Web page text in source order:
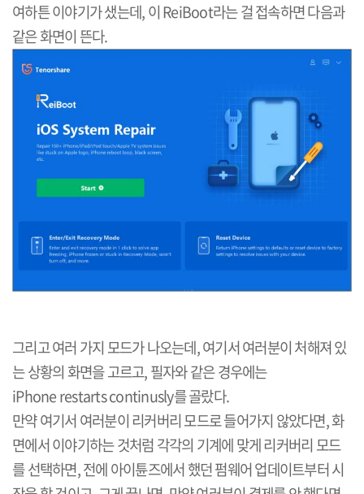
여하튼 이야기가 샜는데, 이 ReiBoot라는 걸 접속하면 다음과
같은 화면이 뜬다.
그리고 여러 가지 모드가 나오는데, 여기서 여러분이 처해져 있
는 상황의 화면을 고르고, 필자와 같은 경우에는
iPhone restarts continusly를 골랐다.
만약 여기서 여러분이 리커버리 모드로 들어가지 않았다면, 화
면에서 이야기하는 것처럼 각각의 기계에 맞게 리커버리 모드
를 선택하면, 전에 아이튠즈에서 했던 펌웨어 업데이트부터 시